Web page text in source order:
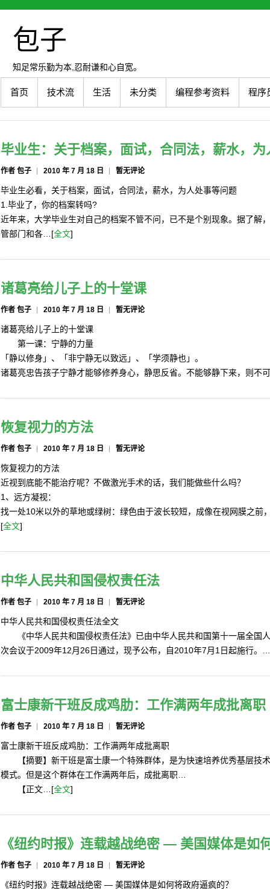
包子
知足常乐勤为本,忍耐谦和心自宽。
首页 技术流 生活 未分类 编程参考资料 程序
毕业生：关于档案，面试，合同法，薪水，
作者 包子 2010 年 7 月 18 日 暂无评论
毕业生必看，关于档案，面试，合同法，薪水，为人处事等问题
1.毕业了，你的档案转吗?
近年来，大学毕业生对自己的档案不管不问，已不是个别现象。据了解
管部门和各…[全文]
诸葛亮给儿子上的十堂课
作者 包子 2010 年 7 月 18 日 暂无评论
诸葛亮给儿子上的十堂课
第一课：宁静的力量
「静以修身」、「非宁静无以致远」、「学须静也」。
诸葛亮忠告孩子宁静才能够修养身心，静思反省。不能够静下来，则不
恢复视力的方法
作者 包子 2010 年 7 月 18 日 暂无评论
恢复视力的方法
近视到底能不能治疗呢？不做激光手术的话，我们能做些什么吗？
1、远方凝视：
找一处10米以外的草地或绿树：绿色由于波长较短，成像在视网膜之
[全文]
中华人民共和国侵权责任法
作者 包子 2010 年 7 月 18 日 暂无评论
中华人民共和国侵权责任法全文
《中华人民共和国侵权责任法》已由中华人民共和国第十一届全国
次会议于2009年12月26日通过，现予公布，自2010年7月1日起施行。
富士康新干班反成鸡肋：工作满两年成批离职
作者 包子 2010 年 7 月 18 日 暂无评论
富士康新干班反成鸡肋：工作满两年成批离职
【摘要】新干班是富士康一个特殊群体，是为快速培养优秀基层技
模式。但是这个群体在工作满两年后，成批离职…
【正文…[全文]
《纽约时报》连载越战绝密 — 美国媒体是如
作者 包子 2010 年 7 月 18 日 暂无评论
《纽约时报》连载越战绝密 — 美国媒体是如何将政府逼疯的？